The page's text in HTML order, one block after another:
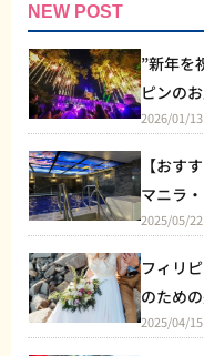
NEW POST
”新年を
ピンの
2026/01/13
【おす
マニラ
2025/05/22
フィリ
のため
リゾート
2025/04/15